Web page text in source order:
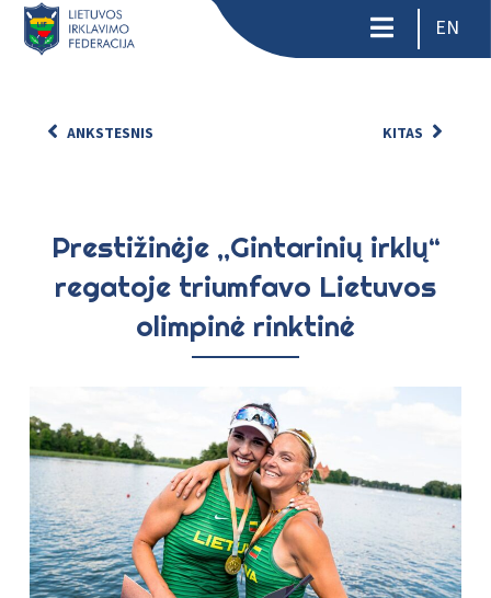
EN
ANKSTESNIS KITAS
Prestižinėje ,,Gintarinių irklų“
regatoje triumfavo Lietuvos
olimpinė rinktinė